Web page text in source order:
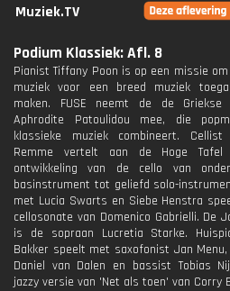
Muziek.TV
Podium Klassiek: Afl. 8
Pianist Tiffany Poon is op een missie
muziek voor een breed muziek
maken. FUSE neemt de de Griekse
Aphrodite Patoulidou mee, die
klassieke muziek combineert. Cellist
Remme vertelt aan de Hoge
ontwikkeling van de cello van
basinstrument tot geliefd solo-
met Lucia Swarts en Siebe Henstra
cellosonate van Domenico Gabrielli. De
is de sopraan Lucretia Starke.
Bakker speelt met saxofonist Jan
Daniel van Dalen en bassist Tobias
jazzy versie van 'Net als toen' van Corry